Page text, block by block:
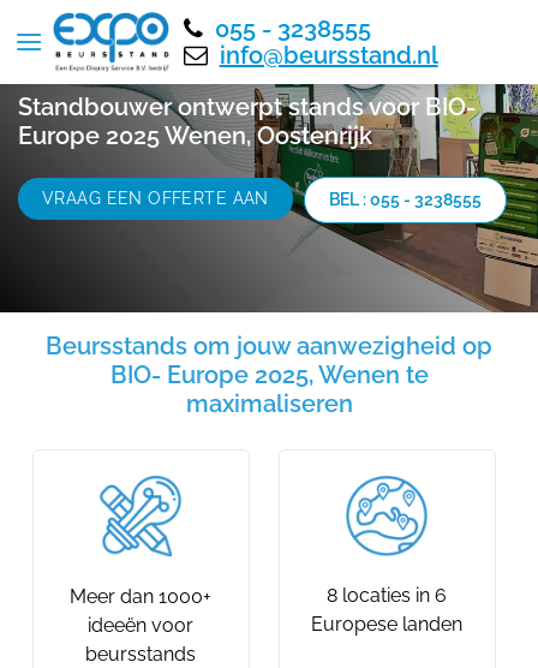
055 - 3238555
info@beursstand.nl
Standbouwer ontwerpt stands voor BIO-
Europe 2025 Wenen, Oostenrijk
VRAAG EEN OFFERTE AAN BEL : 055 - 3238555
Beursstands om jouw aanwezigheid op
BIO- Europe 2025, Wenen te
maximaliseren
Meer dan 1000+
ideeën voor
beursstands
8 locaties in 6
Europese landen